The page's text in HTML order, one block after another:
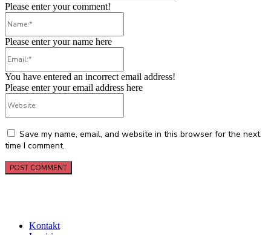
Please enter your comment!
Please enter your name here
You have entered an incorrect email address!
Please enter your email address here
Save my name, email, and website in this browser for the next
time I comment.
Kontakt